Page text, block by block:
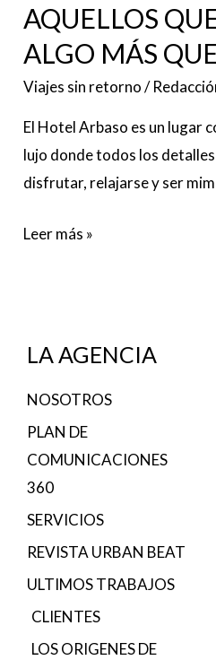
AQUELLOS
ALGO MÁS
Viajes sin retorno/
El Hotel Arbaso es un lugar
lujo donde todos los
disfrutar, relajarse y ser
UN
HOTEL
Leer más »
LA AGENCIA
NOSOTROS
PLAN DE
COMUNICACIONES
360
SERVICIOS
REVISTA URBAN BEAT
ULTIMOS TRABAJOS
CLIENTES
LOS ORIGENES DE